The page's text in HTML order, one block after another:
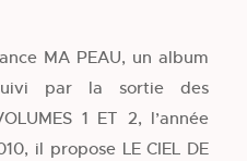
MA PEAU, un album
par la sortie des
1 ET 2, l’année
il propose LE CIEL DE